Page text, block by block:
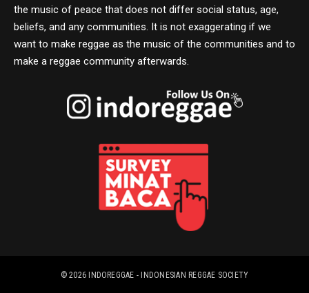
the music of peace that does not differ social status, age,
beliefs, and any communities. It is not exaggerating if we
want to make reggae as the music of the communities and to
make a reggae community afterwards.
© 2026 INDOREGGAE - INDONESIAN REGGAE SOCIETY